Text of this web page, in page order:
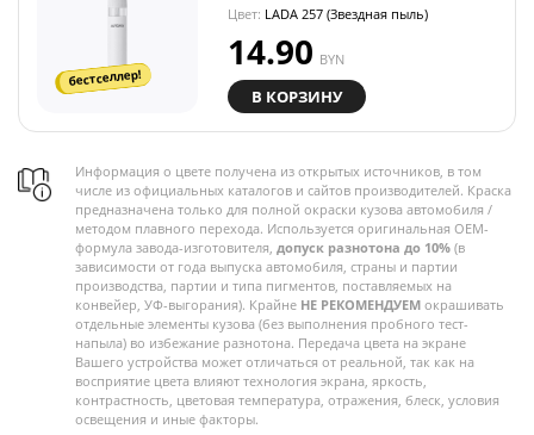
бестселлер!
Цвет: LADA 257 (Звездная пыль)
14.90 BYN
В КОРЗИНУ
Информация о цвете получена из открытых источников, в том
числе из официальных каталогов и сайтов производителей. Краска
предназначена только для полной окраски кузова автомобиля /
методом плавного перехода. Используется оригинальная OEM-
формула завода-изготовителя, допуск разнотона до 10% (в
зависимости от года выпуска автомобиля, страны и партии
производства, партии и типа пигментов, поставляемых на
конвейер, УФ-выгорания). Крайне НЕ РЕКОМЕНДУЕМ окрашивать
отдельные элементы кузова (без выполнения пробного тест-
напыла) во избежание разнотона. Передача цвета на экране
Вашего устройства может отличаться от реальной, так как на
восприятие цвета влияют технология экрана, яркость,
контрастность, цветовая температура, отражения, блеск, условия
освещения и иные факторы.